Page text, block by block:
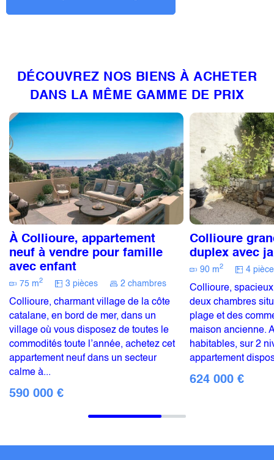
DÉCOUVREZ NOS BIENS À ACHETER
DANS LA MÊME GAMME DE PRIX
À Collioure, appartement
neuf à vendre pour famille
avec enfant
75 m2 3 pièces 2 chambres
Collioure, charmant village de la côte
catalane, en bord de mer, dans un
village où vous disposez de toutes le
commodités toute l’année, achetez cet
appartement neuf dans un secteur
calme à...
590 000 €
Collioure
duplex avec
90 m2 4
Collioure,
deux chambres
plage et des
maison ancienne.
habitables, sur 2
appartement
624 000 €